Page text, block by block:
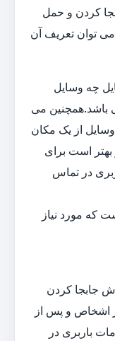
کردن و حمل
توان تعریف آن
چه وسایل
باشد.همچنین می
از یک مکان
بهتر است برای
در تماس
که مورد نیاز
جابجا کردن
اشخاص و پس از
باربری در